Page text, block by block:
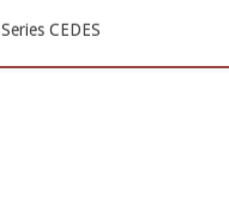
Series CEDES